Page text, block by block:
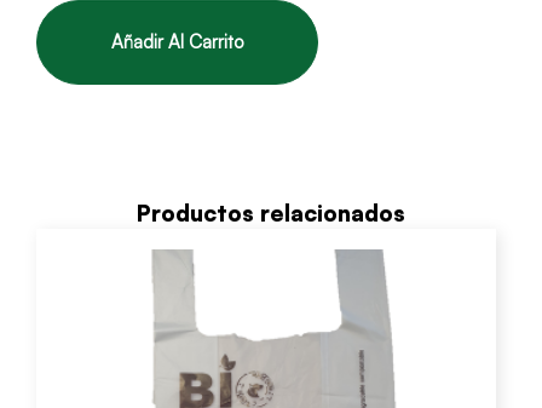
Añadir Al Carrito
Productos relacionados